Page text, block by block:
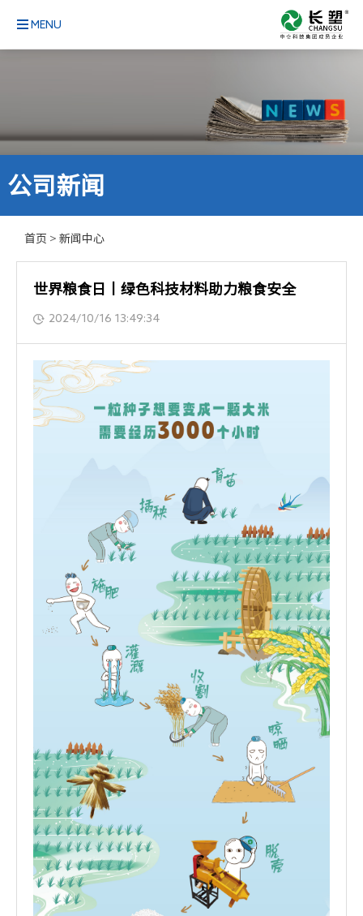
MENU
公司新闻
首页 >新闻中心
世界粮食日丨绿色科技材料助力粮食安全
2024/10/16 13:49:34